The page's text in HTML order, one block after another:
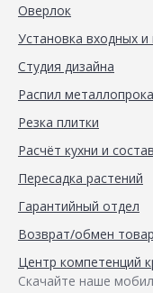
Оверлок
Установка входных
Студия дизайна
Распил
Резка плитки
Расчёт кухни и
Пересадка растений
Гарантийный отдел
Возврат/обмен
Центр компетенций
Скачайте наше